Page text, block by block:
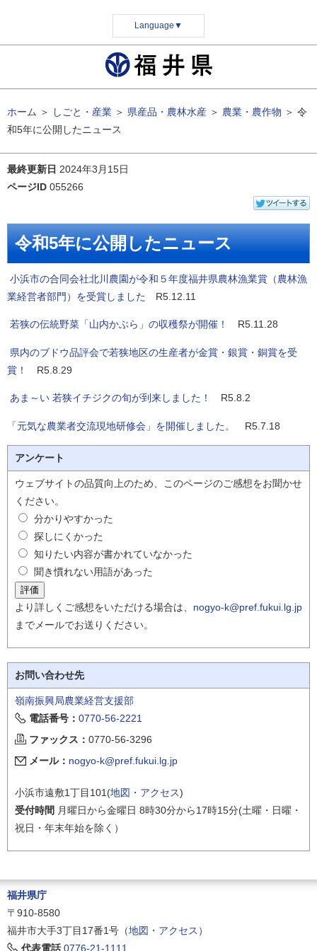
Language ▼
ホーム ＞ しごと・産業 ＞ 県産品・農林水産 ＞ 農業・農作物 ＞ 令
和5年に公開したニュース
最終更新日 2024年3月15日
ページID 055266
令和5年に公開したニュース
小浜市の合同会社北川農園が令和５年度福井県農林漁業賞（農林漁
業経営者部門）を受賞しました R5.12.11
若狭の伝統野菜「山内かぶら」の収穫祭が開催！ R5.11.28
県内のブドウ品評会で若狭地区の生産者が金賞・銀賞・銅賞を受
賞！
R5.8.29
あま～い 若狭イチジクの旬が到来しました！ R5.8.2
「元気な農業者交流現地研修会」を開催しました。 R5.7.18
アンケート
ウェブサイトの品質向上のため、このページのご感想をお聞かせ
ください。
分かりやすかった
探しにくかった
知りたい内容が書かれていなかった
聞き慣れない用語があった
より詳しくご感想をいただける場合は、 nogyo-k@pref.fukui.lg.jp
までメールでお送りください。
お問い合わせ先
嶺南振興局農業経営支援部
電話番号： 0770-56-2221
ファックス： 0770-56-3296
メール： nogyo-k@pref.fukui.lg.jp
小浜市遠敷1丁目101(地図・アクセス)
受付時間 月曜日から金曜日 8時30分から17時15分(土曜・日曜・
祝日・年末年始を除く）
福井県庁
〒910-8580
福井市大手3丁目17番1号（地図・アクセス ）
代表電話 0776-21-1111